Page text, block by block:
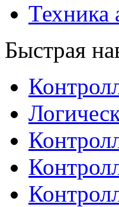
Техника
Быстрая